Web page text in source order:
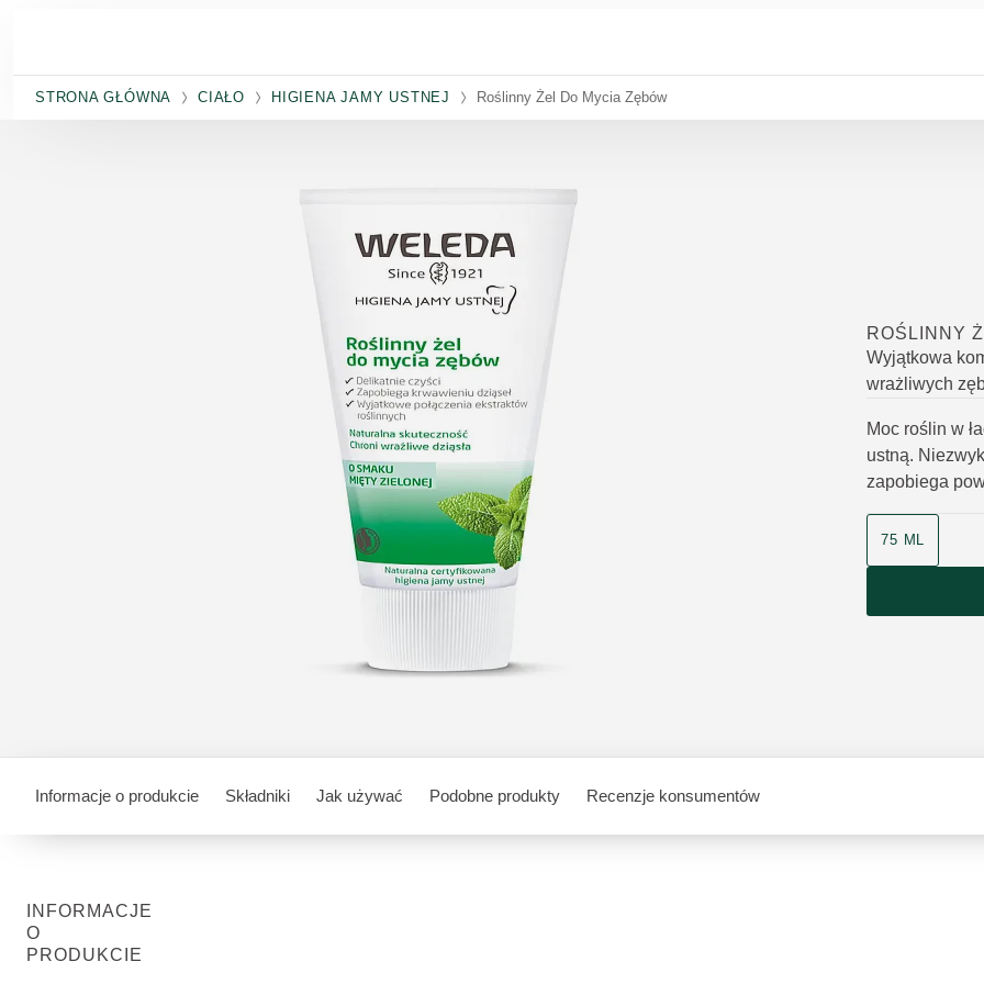
STRONA GŁÓWNA CIAŁO HIGIENA JAMY USTNEJ Roślinny Żel Do Mycia Zębów
ROŚLINNY
Wyjątkowa
wrażliwych
Moc roślin w
ustną.
zapobiega
75 ML
Informacje o produkcie Składniki Jak używać Podobne produkty Recenzje konsumentów
INFORMACJE
O
PRODUKCIE